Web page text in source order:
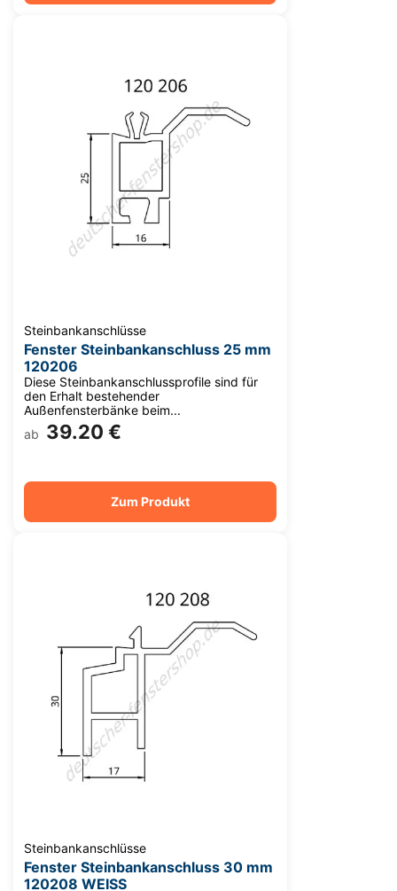
Steinbankanschlüsse
Fenster Steinbankanschluss 25 mm
120206
Diese Steinbankanschlussprofile sind für
den Erhalt bestehender
Außenfensterbänke beim...
ab 39.20 €
Zum Produkt
Steinbankanschlüsse
Fenster Steinbankanschluss 30 mm
120208 WEISS